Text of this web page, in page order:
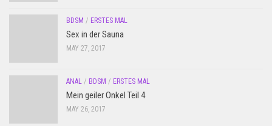
BDSM / ERSTES MAL
Sex in der Sauna
MAY 27, 2017
ANAL / BDSM / ERSTES MAL
Mein geiler Onkel Teil 4
MAY 26, 2017